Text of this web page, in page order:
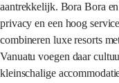
aantrekkelijk. Bora Bora
privacy en een hoog
combineren luxe resorts
Vanuatu voegen daar
kleinschalige